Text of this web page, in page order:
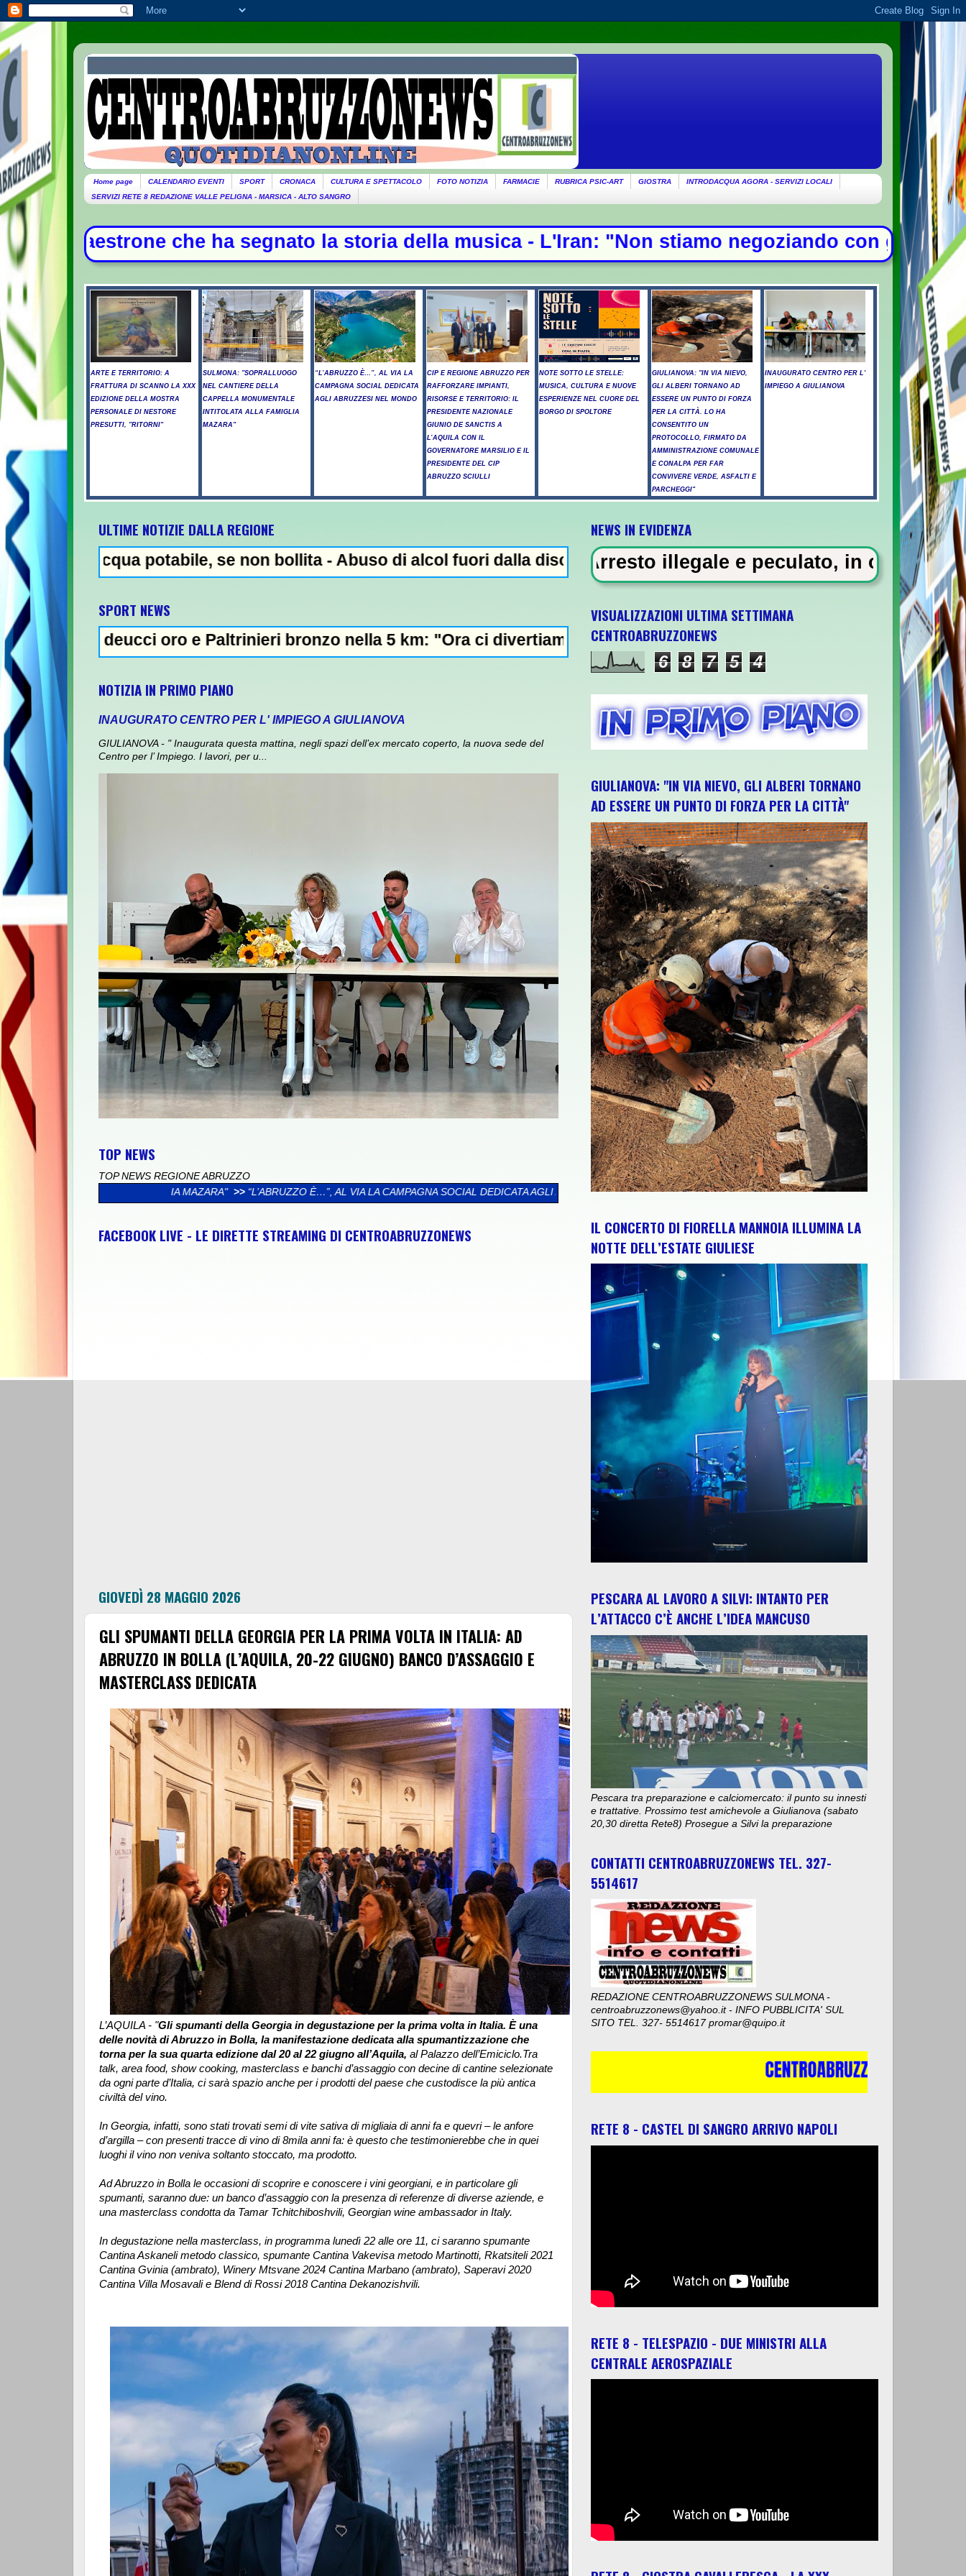
Home page CALENDARIO EVENTI SPORT CRONACA CULTURA E SPETTACOLO FOTO NOTIZIA FARMACIE RUBRICA PSIC-ART GIOSTRA
INTRODACQUA AGORA - SERVIZI LOCALI
SERVIZI RETE 8 REDAZIONE VALLE PELIGNA - MARSICA - ALTO SANGRO
segnato la storia della musica - L'Iran: "Non stiamo negoziando con gli Usa su Hormuz, solo
ARTE E TERRITORIO: A
FRATTURA DI SCANNO LA XXX
EDIZIONE DELLA MOSTRA
PERSONALE DI NESTORE
PRESUTTI, "RITORNI"
SULMONA: "SOPRALLUOGO
NEL CANTIERE DELLA
CAPPELLA MONUMENTALE
INTITOLATA ALLA FAMIGLIA
MAZARA"
“L’ABRUZZO È…”, AL VIA LA
CAMPAGNA SOCIAL DEDICATA
AGLI ABRUZZESI NEL MONDO
CIP E REGIONE ABRUZZO PER
RAFFORZARE IMPIANTI,
RISORSE E TERRITORIO: IL
PRESIDENTE NAZIONALE
GIUNIO DE SANCTIS A
L’AQUILA CON IL
GOVERNATORE MARSILIO E IL
PRESIDENTE DEL CIP
ABRUZZO SCIULLI
NOTE SOTTO LE STELLE:
MUSICA, CULTURA E NUOVE
ESPERIENZE NEL CUORE DEL
BORGO DI SPOLTORE
GIULIANOVA: "IN VIA NIEVO,
GLI ALBERI TORNANO AD
ESSERE UN PUNTO DI FORZA
PER LA CITTÀ. LO HA
CONSENTITO UN
PROTOCOLLO, FIRMATO DA
AMMINISTRAZIONE COMUNALE
E CONALPA PER FAR
CONVIVERE VERDE, ASFALTI E
PARCHEGGI"
INAUGURATO CENTRO PER L'
IMPIEGO A GIULIANOVA
ULTIME NOTIZIE DALLA REGIONE
potabile, se non bollita - Abuso di alcol fuori dalla discoteca, minorenni intossicati a Pescara - Il vento riaccende il rogo
SPORT NEWS
oro e Paltrinieri bronzo nella 5 km: "Ora ci divertiamo in staffetta"- L'Italia U21 il 5 ottobre a Pescara l'ultima gara di
NOTIZIA IN PRIMO PIANO
INAUGURATO CENTRO PER L' IMPIEGO A GIULIANOVA
GIULIANOVA - " Inaugurata questa mattina, negli spazi dell’ex mercato coperto, la nuova sede del
Centro per l’ Impiego. I lavori, per u...
TOP NEWS
TOP NEWS REGIONE ABRUZZO
“L’ABRUZZO È…”, AL VIA LA CAMPAGNA SOCIAL DEDICATA AGLI ABRUZZESI NEL MONDO >> CIP E REGIONE ABRUZZO PER RAFFORZARE IMPIANTI, RISORSE E TERRITORIO: IL
FACEBOOK LIVE - LE DIRETTE STREAMING DI CENTROABRUZZONEWS
GIOVEDÌ 28 MAGGIO 2026
GLI SPUMANTI DELLA GEORGIA PER LA PRIMA VOLTA IN ITALIA: AD
ABRUZZO IN BOLLA (L’AQUILA, 20-22 GIUGNO) BANCO D’ASSAGGIO E
MASTERCLASS DEDICATA
L’AQUILA - "Gli spumanti della Georgia in degustazione per la prima volta in Italia. È una
delle novità di Abruzzo in Bolla, la manifestazione dedicata alla spumantizzazione che
torna per la sua quarta edizione dal 20 al 22 giugno all’Aquila, al Palazzo dell’Emiciclo.Tra
talk, area food, show cooking, masterclass e banchi d’assaggio con decine di cantine selezionate
da ogni parte d’Italia, ci sarà spazio anche per i prodotti del paese che custodisce la più antica
civiltà del vino.
In Georgia, infatti, sono stati trovati semi di vite sativa di migliaia di anni fa e quevri – le anfore
d’argilla – con presenti tracce di vino di 8mila anni fa: è questo che testimonierebbe che in quei
luoghi il vino non veniva soltanto stoccato, ma prodotto.
Ad Abruzzo in Bolla le occasioni di scoprire e conoscere i vini georgiani, e in particolare gli
spumanti, saranno due: un banco d’assaggio con la presenza di referenze di diverse aziende, e
una masterclass condotta da Tamar Tchitchiboshvili, Georgian wine ambassador in Italy.
In degustazione nella masterclass, in programma lunedì 22 alle ore 11, ci saranno spumante
Cantina Askaneli metodo classico, spumante Cantina Vakevisa metodo Martinotti, ⁠Rkatsiteli 2021
Cantina Gvinia (ambrato), Winery Mtsvane 2024 Cantina Marbano (ambrato), Saperavi 2020
Cantina Villa Mosavali e Blend di Rossi 2018 Cantina Dekanozishvili.
NEWS IN EVIDENZA
NEWS IN EVIDENZA - Arresto illegale e peculato, in carcere 5 vigili urbani a
VISUALIZZAZIONI ULTIMA SETTIMANA
CENTROABRUZZONEWS
6 8 7 5 4
GIULIANOVA: "IN VIA NIEVO, GLI ALBERI TORNANO
AD ESSERE UN PUNTO DI FORZA PER LA CITTÀ"
IL CONCERTO DI FIORELLA MANNOIA ILLUMINA LA
NOTTE DELL’ESTATE GIULIESE
PESCARA AL LAVORO A SILVI: INTANTO PER
L’ATTACCO C’È ANCHE L’IDEA MANCUSO
Pescara tra preparazione e calciomercato: il punto su innesti
e trattative. Prossimo test amichevole a Giulianova (sabato
20,30 diretta Rete8) Prosegue a Silvi la preparazione
CONTATTI CENTROABRUZZONEWS TEL. 327-
5514617
REDAZIONE CENTROABRUZZONEWS SULMONA -
centroabruzzonews@yahoo.it - INFO PUBBLICITA' SUL
SITO TEL. 327- 5514617 promar@quipo.it
RETE 8 - CASTEL DI SANGRO ARRIVO NAPOLI
RETE 8 - TELESPAZIO - DUE MINISTRI ALLA
CENTRALE AEROSPAZIALE